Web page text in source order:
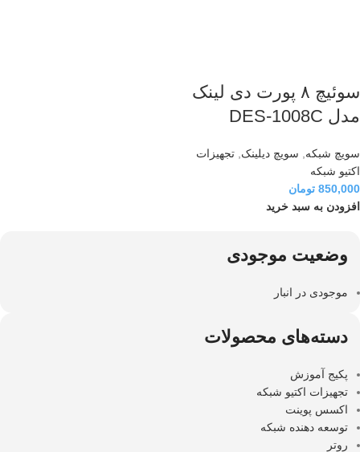
وضعیت موجودی
موجودی در انبار
دسته‌های محصولات
پکیج آموزش
تجهیزات اکتیو شبکه
اکسس پوینت
توسعه دهنده شبکه
روتر
سوئیچ ۸ پورت دی لینک
مدل DES-1008C
سویچ شبکه سویچ دیلینک تجهیزات
اکتیو شبکه
850,000 تومان
افزودن به سبد خرید